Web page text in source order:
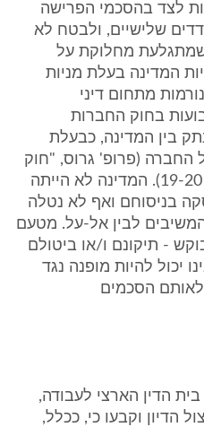
לצד בהסכמי הפרישה
שלישיים, ולבטח לא
שמתגלעת מחלוקת על
המדינה בעלת מניות
מתחום דיני
בחוק החברות
בין המדינה, כבעלת
החברה (פרופ' גרוס, "חוק
החברות החדש", 1999, עמ' 19-20). המדינה לא הייתה
בניסוחם ואף לא נטלה
לבין אל-על. מטעם
- תיקונם ו/או ביטולם
יכול להיות מופנה נגד
הסכמים
הדין הארצי לעבודה,
הדיון וקבעו כי, ככלל,